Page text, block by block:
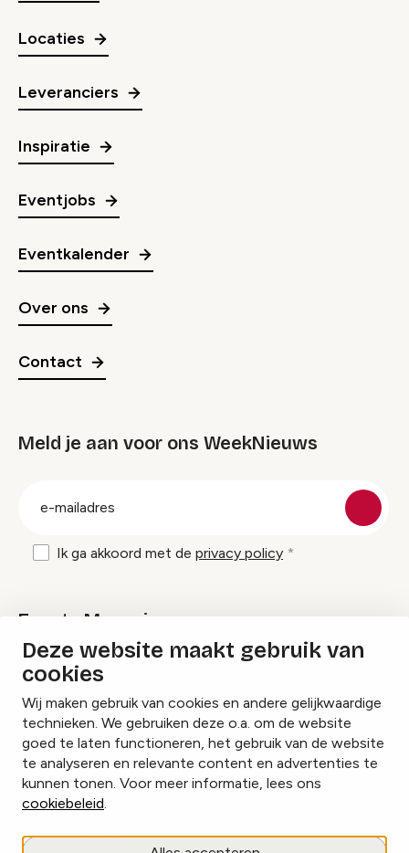
Deze website maakt gebruik van
cookies
Wij maken gebruik van cookies en andere gelijkwaardige
technieken. We gebruiken deze o.a. om de website
goed te laten functioneren, het gebruik van de website
te analyseren en relevante content en advertenties te
kunnen tonen. Voor meer informatie, lees ons
cookiebeleid.
Locaties
Leveranciers
Inspiratie
Eventjobs
Eventkalender
Over ons
Contact
Meld je aan voor ons WeekNieuws
Ik ga akkoord met de privacy policy
Events Magazine
Ik ontvang graag Events Magazine
InstagramFacebookLinkedIn
Cookies beheren